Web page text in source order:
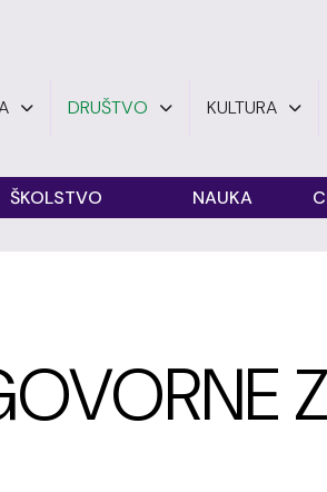
DRUŠTVO KULTURA
ŠKOLSTVO NAUKA